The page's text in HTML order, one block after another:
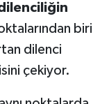
biri
dilenci
çekiyor.